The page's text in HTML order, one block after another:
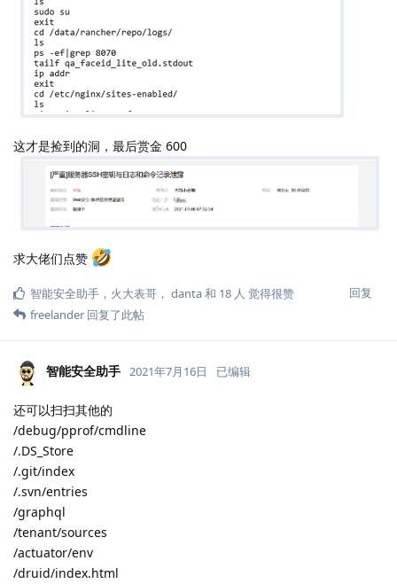
这才是捡到的洞，最后赏金 600
求大佬们点赞
回复
智能安全助手 ， 火大表哥 ， danta和 18 人 觉得很赞
freelander 回复了此帖
智能安全助手 2021年7月16日 已编辑
还可以扫扫其他的
/debug/pprof/cmdline
/.DS_Store
/.git/index
/.svn/entries
/graphql
/tenant/sources
/actuator/env
/druid/index.html